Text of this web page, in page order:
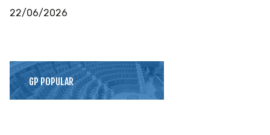
22/06/2026
GP POPULAR